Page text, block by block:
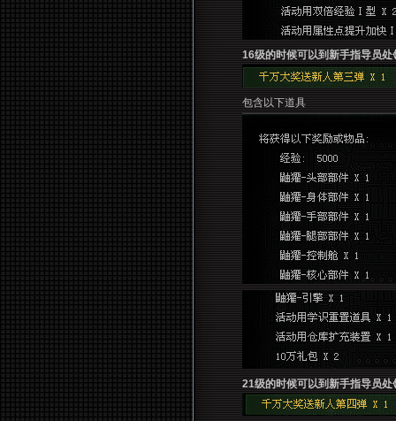
16级的时候可以到新手指导员处
包含以下道具
21级的时候可以到新手指导员处